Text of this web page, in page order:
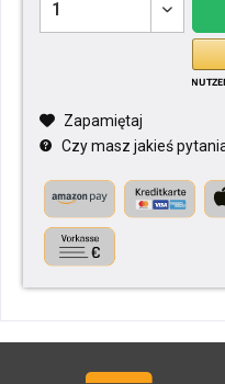
Zapamiętaj
Czy masz jakieś